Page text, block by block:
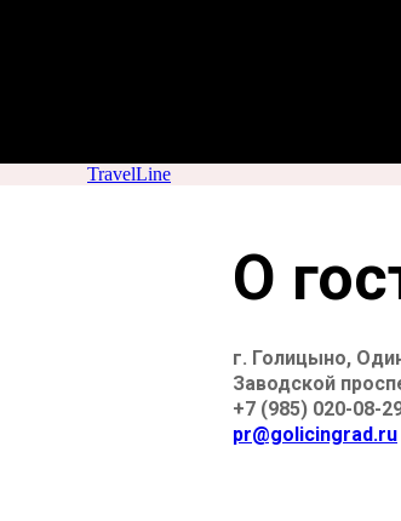
TravelLine
О
г. Голицыно,
Заводской
+7 (985) 020-08-
pr@golicingrad.ru